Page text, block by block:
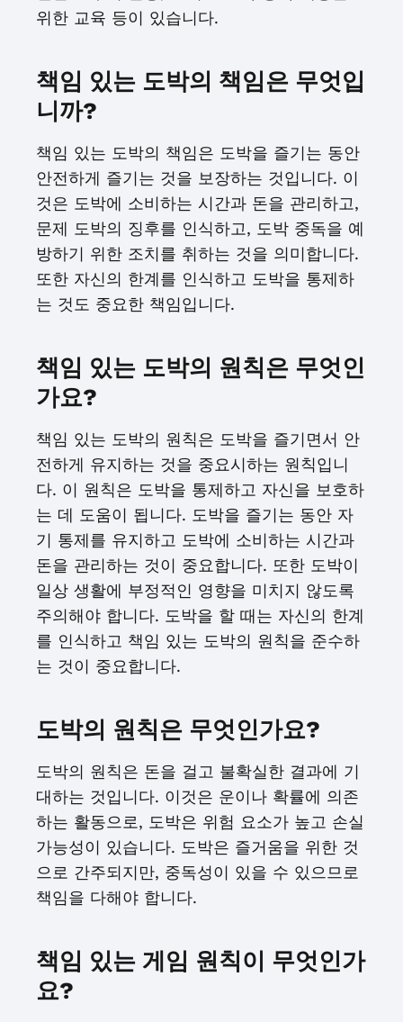
위한 교육 등이 있습니다.
책임 있는 도박의 책임은 무엇입
니까?
책임 있는 도박의 책임은 도박을 즐기는 동안
안전하게 즐기는 것을 보장하는 것입니다. 이
것은 도박에 소비하는 시간과 돈을 관리하고,
문제 도박의 징후를 인식하고, 도박 중독을 예
방하기 위한 조치를 취하는 것을 의미합니다.
또한 자신의 한계를 인식하고 도박을 통제하
는 것도 중요한 책임입니다.
책임 있는 도박의 원칙은 무엇인
가요?
책임 있는 도박의 원칙은 도박을 즐기면서 안
전하게 유지하는 것을 중요시하는 원칙입니
다. 이 원칙은 도박을 통제하고 자신을 보호하
는 데 도움이 됩니다. 도박을 즐기는 동안 자
기 통제를 유지하고 도박에 소비하는 시간과
돈을 관리하는 것이 중요합니다. 또한 도박이
일상 생활에 부정적인 영향을 미치지 않도록
주의해야 합니다. 도박을 할 때는 자신의 한계
를 인식하고 책임 있는 도박의 원칙을 준수하
는 것이 중요합니다.
도박의 원칙은 무엇인가요?
도박의 원칙은 돈을 걸고 불확실한 결과에 기
대하는 것입니다. 이것은 운이나 확률에 의존
하는 활동으로, 도박은 위험 요소가 높고 손실
가능성이 있습니다. 도박은 즐거움을 위한 것
으로 간주되지만, 중독성이 있을 수 있으므로
책임을 다해야 합니다.
책임 있는 게임 원칙이 무엇인가
요?